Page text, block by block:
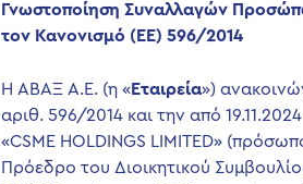
Γνωστοποίηση Συναλλαγών
τον Κανονισμό (ΕΕ) 596/2014
Η ΑΒΑΞ Α.Ε. (η «Εταιρεία»)
αριθ. 596/2014 και την από
«CSME HOLDINGS LIMITED»
Πρόεδρο του Διοικητικού